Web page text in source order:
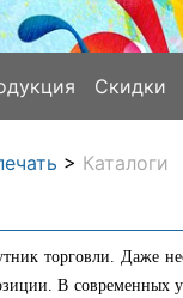
Скидки
> Каталоги
торговли. Даже
В современных